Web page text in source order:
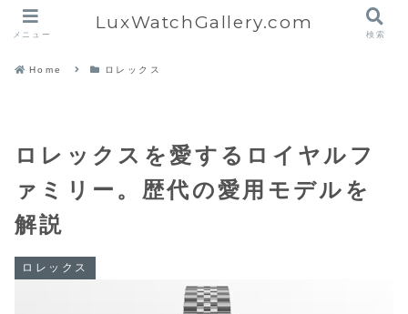
Home ロレックス
ロレックスを愛するロイヤルフ
ァミリー。歴代の愛用モデルを
解説
ロレックス
メニュー
LuxWatchGallery.com
検索